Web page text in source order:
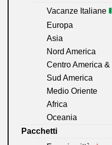
Vacanze Italiane
Europa
Asia
Nord America
Centro America
Sud America
Medio Oriente
Africa
Oceania
Pacchetti